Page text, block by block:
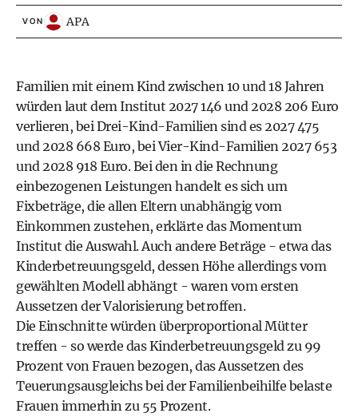
VON APA
Familien mit einem Kind zwischen 10 und 18 Jahren
würden laut dem Institut 2027 146 und 2028 206 Euro
verlieren, bei Drei-Kind-Familien sind es 2027 475
und 2028 668 Euro, bei Vier-Kind-Familien 2027 653
und 2028 918 Euro. Bei den in die Rechnung
einbezogenen Leistungen handelt es sich um
Fixbeträge, die allen Eltern unabhängig vom
Einkommen zustehen, erklärte das Momentum
Institut die Auswahl. Auch andere Beträge - etwa das
Kinderbetreuungsgeld, dessen Höhe allerdings vom
gewählten Modell abhängt - waren vom ersten
Aussetzen der Valorisierung betroffen.
Die Einschnitte würden überproportional Mütter
treffen - so werde das Kinderbetreuungsgeld zu 99
Prozent von Frauen bezogen, das Aussetzen des
Teuerungsausgleichs bei der Familienbeihilfe belaste
Frauen immerhin zu 55 Prozent.